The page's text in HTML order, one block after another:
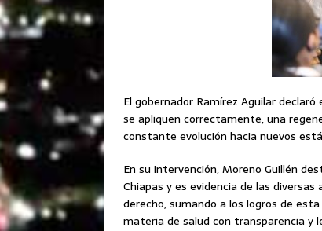
El gobernador Ramírez Aguilar
se apliquen correctamente, una
constante evolución hacia nuevos
En su intervención, Moreno Guillén
Chiapas y es evidencia de las
derecho, sumando a los logros de
materia de salud con transparencia y